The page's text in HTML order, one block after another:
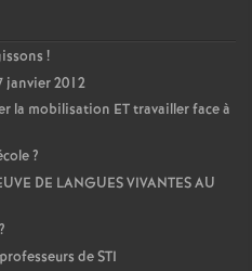
!
janvier 2012
la mobilisation ET travailler face à
?
DE LANGUES VIVANTES AU
?
de STI